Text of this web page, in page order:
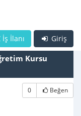
Giriş
İş İlanı
Kursu
0 Beğen